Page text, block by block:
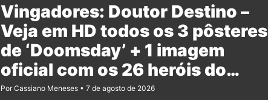
Vingadores: Doutor Destino –
Veja em HD todos os 3 pôsteres
de ‘Doomsday’ + 1 imagem
oficial com os 26 heróis do
filme
Por Cassiano Meneses 7 de agosto de 2026